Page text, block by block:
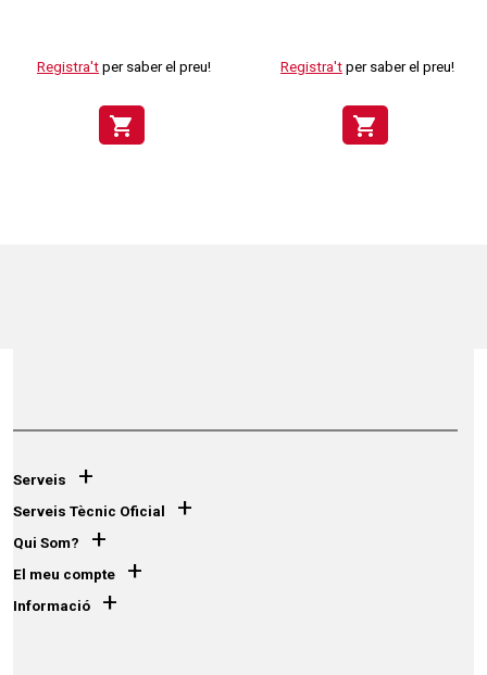
Registra't per saber el preu!
shopping_cart
Registra't per saber el preu!
shopping_cart
Serveis +
Serveis Tècnic Oficial +
Qui Som? +
El meu compte +
Informació +